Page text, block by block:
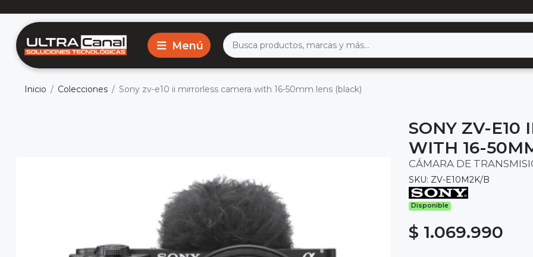
Inicio Colecciones Sony zv-e10 ii mirrorless camera with 16-50mm lens (black)
SONY ZV-E10
WITH 16-
CÁMARA DE
SKU: ZV-E10M2K/B
Disponible
$ 1.069.990